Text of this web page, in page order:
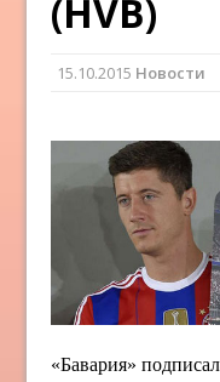
(HVB)
15.10.2015 Новости
«Бавария»